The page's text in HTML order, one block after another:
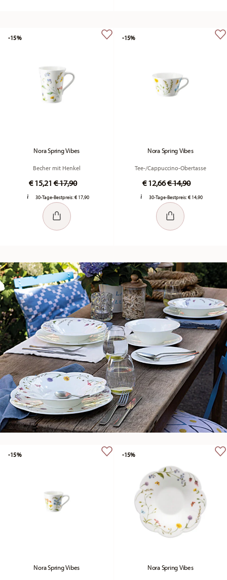
Nora Spring Vibes
Becher mit Henkel
€ 15,21Price reduced from
€ 17,90to
30-Tage-Bestpreis:€ 17,90
-15%
Nora Spring Vibes
Tee-/Cappuccino-Obertasse
€ 12,66Price reduced
€ 14,90to
30-Tage-Bestpreis:€ 14,90
-15%
Nora Spring Vibes
-15%
Nora Spring Vibes
-15%